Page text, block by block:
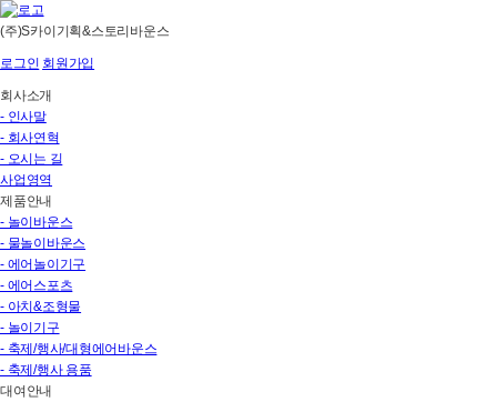
(주)S카이기획&스토리바운스
로그인 회원가입
회사소개
- 인사말
- 회사연혁
- 오시는 길
사업영역
제품안내
- 놀이바운스
- 물놀이바운스
- 에어놀이기구
- 에어스포츠
- 아치&조형물
- 놀이기구
- 축제/행사/대형에어바운스
- 축제/행사 용품
대여안내